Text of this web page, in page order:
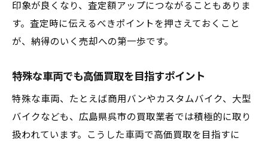
印象が良くなり、査定額アップにつながることもありま
す。査定時に伝えるべきポイントを押さえておくこと
が、納得のいく売却への第一歩です。
特殊な車両でも高価買取を目指すポイント
特殊な車両、たとえば商用バンやカスタムバイク、大型
バイクなども、広島県呉市の買取業者では積極的に取り
扱われています。こうした車両で高価買取を目指すに